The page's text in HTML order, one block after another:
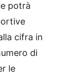
potrà
cifra in
di
le